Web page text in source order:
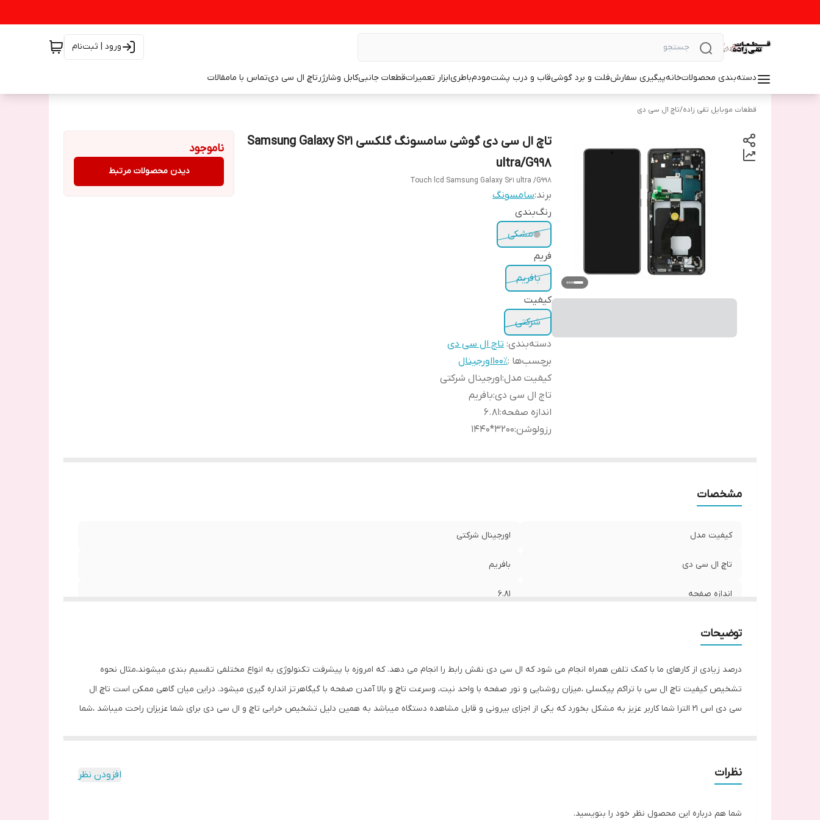
ورود | ثبت‌نام
دسته‌بندی محصولاتخانهپیگیری سفارشفلت و برد گوشیقاب و درب پشتمودمباطریابزار تعمیراتقطعات جانبیکابل وشارژرتاچ ال سی دیتماس با مامقالات
قطعات موبایل تقی زاده/تاچ ال سی دی
تاچ ال سی دی گوشی سامسونگ گلکسی Samsung Galaxy S21
ultra/G998
Touch lcd Samsung Galaxy S21 ultra /G998
برند:سامسونگ
رنگ‌بندی
مشکی
فریم
بافریم
کیفیت
شرکتی
دسته‌بندی: تاچ ال سی دی
برچسب‌ها :۱۰۰٪اورجینال
کیفیت مدل:اورجینال شرکتی
تاچ ال سی دی:بافریم
اندازه صفحه:۶.۸۱
رزولوشن:۳۲۰۰*۱۴۴۰
ناموجود
دیدن محصولات مرتبط
مشخصات
کیفیت مدل اورجینال شرکتی
تاچ ال سی دی بافریم
اندازه صفحه ۶.۸۱
توضیحات
درصد زیادی از کارهای ما با کمک تلفن همراه انجام می شود که ال سی دی نقش رابط را انجام می دهد. که امروزه با پیشرفت تکنولوژی به انواع مختلفی تقسیم بندی میشوند،مثال نحوه
تشخیص کیفیت تاچ ال سی با تراکم پیکسلی ،میزان روشنایی و نور صفحه با واحد نیت، وسرعت تاچ و بالا آمدن صفحه با گیگاهرتز انداره گیری میشود. دراین میان گاهی ممکن است تاچ ال
سی دی اس 21 الترا شما کاربر عزیز به مشکل بخورد که یکی از اجزای بیرونی و قابل مشاهده دستگاه میباشد به همین دلیل تشخیص خرابی تاچ و ال سی دی برای شما عزیزان راحت میباشد ،شما
دلایل تعویض تاچ ال سی دی اس 21 الترا
یکی از مهم ترین علل خرابی تاچ ال سی دی برخورد گوشی به زمین ،باد کردن باتری که باعث فشار اوردن به فریم و صفحه نمایش میشود ،آب خوردگی ، تحت فشار بودن تاچ ال سی دی
نظرات افزودن نظر
شما هم درباره این محصول نظر خود را بنویسید.